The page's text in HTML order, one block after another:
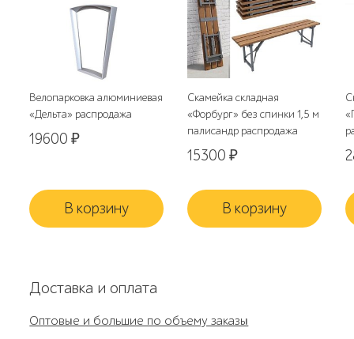
Велопарковка алюминиевая
«Дельта» распродажа
19600₽
В корзину
Скамейка складная
«Форбург» без спинки 1,5 м
палисандр распродажа
15300₽
В корзину
Доставка и оплата
Оптовые и большие по объему заказы